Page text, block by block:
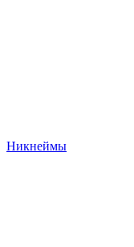
Никнеймы